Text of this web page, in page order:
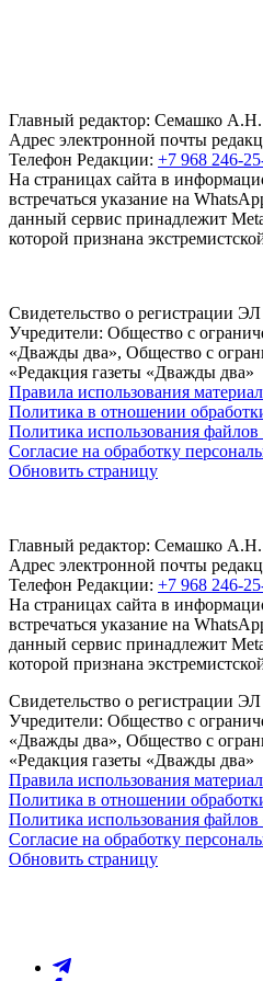
Главный редактор: Семашко А.Н.
Адрес электронной почты
Телефон Редакции: +7 968 246-
На страницах сайта в
встречаться указание на
данный сервис принадлежит
которой признана
Свидетельство о регистрации
Учредители: Общество с
«Дважды два», Общество с
«Редакция газеты «Дважды два»
Правила использования
Политика в отношении
Политика использования файлов
Согласие на обработку
Обновить страницу
Главный редактор: Семашко А.Н.
Адрес электронной почты
Телефон Редакции: +7 968 246-
На страницах сайта в
встречаться указание на
данный сервис принадлежит
которой признана
Свидетельство о регистрации
Учредители: Общество с
«Дважды два», Общество с
«Редакция газеты «Дважды два»
Правила использования
Политика в отношении
Политика использования файлов
Согласие на обработку
Обновить страницу